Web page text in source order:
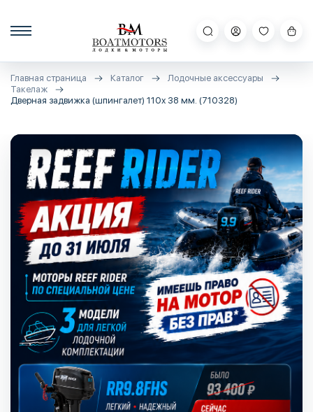
Главная страница Каталог
Лодочные аксессуары
Такелаж
Дверная задвижка (шпингалет) 110х 38 мм. (710328)